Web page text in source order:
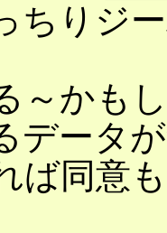
ちりジ
～かも
データ
ば同意